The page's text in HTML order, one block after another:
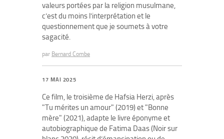
valeurs portées par la religion musulmane,
c’est du moins l’interprétation et le
questionnement que je soumets à votre
sagacité.
par Bernard Combe
17 MAI 2025
Ce film, le troisième de Hafsia Herzi, après
"Tu mérites un amour" (2019) et "Bonne
mère" (2021), adapte le livre éponyme et
autobiographique de Fatima Daas (Noir sur